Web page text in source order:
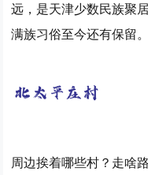
远，是天津少数民族聚
满族习俗至今还有保留。
周边挨着哪些村？走啥